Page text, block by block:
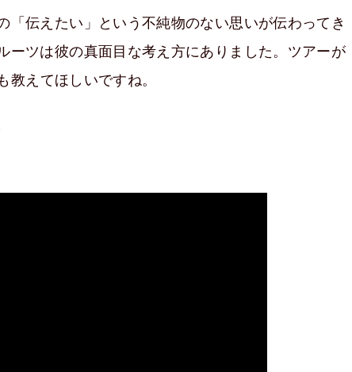
「伝えたい」という不純物のない思いが伝わってき
ーツは彼の真面目な考え方にありました。ツアーが
教えてほしいですね。